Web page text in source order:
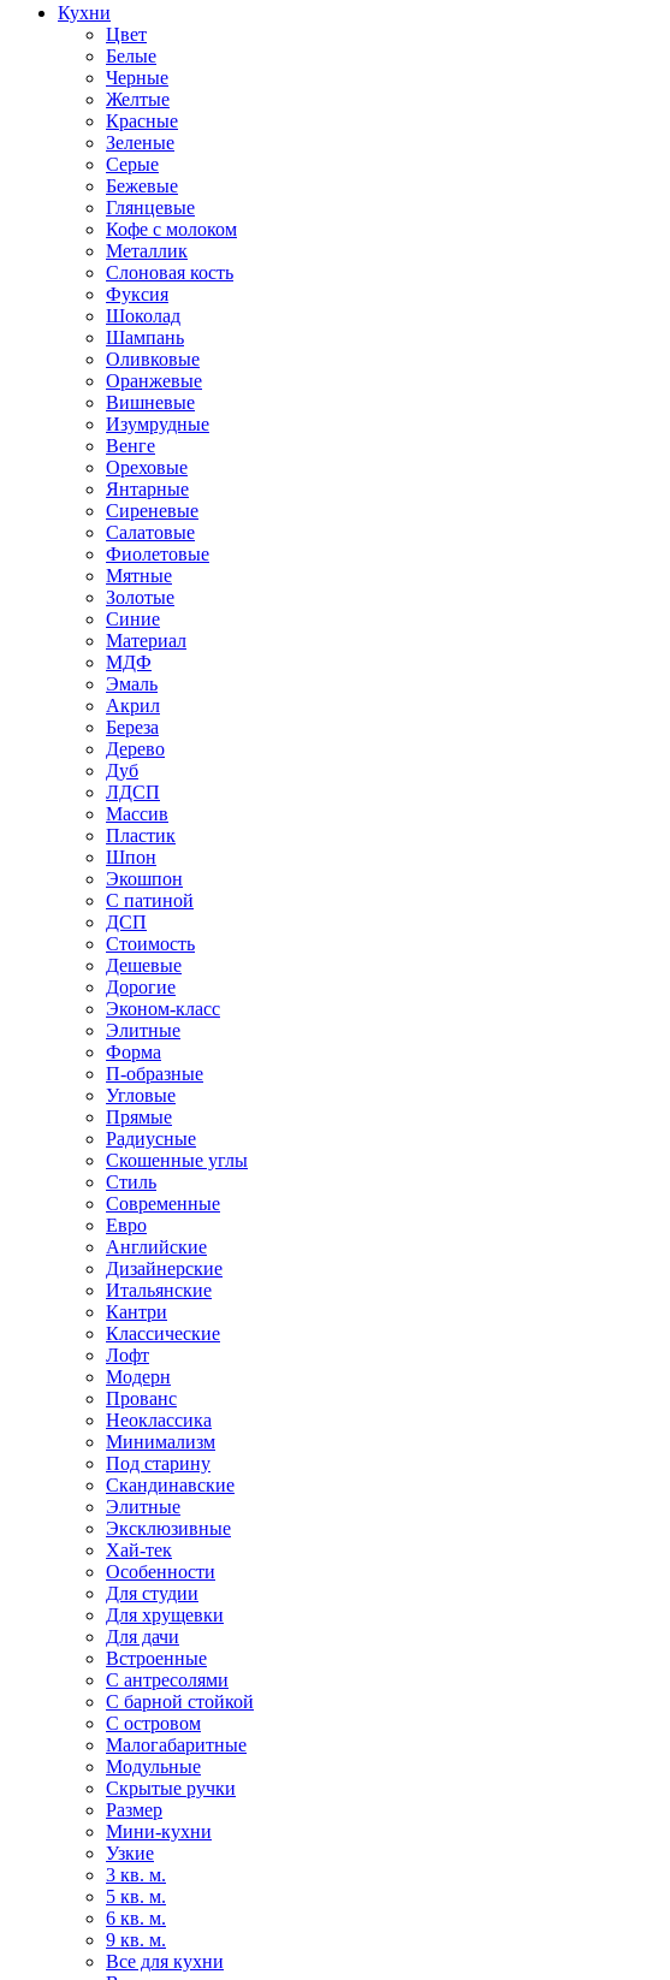
Кухни
Цвет
Белые
Черные
Желтые
Красные
Зеленые
Серые
Бежевые
Глянцевые
Кофе с молоком
Металлик
Слоновая кость
Фуксия
Шоколад
Шампань
Оливковые
Оранжевые
Вишневые
Изумрудные
Венге
Ореховые
Янтарные
Сиреневые
Салатовые
Фиолетовые
Мятные
Золотые
Синие
Материал
МДФ
Эмаль
Акрил
Береза
Дерево
Дуб
ЛДСП
Массив
Пластик
Шпон
Экошпон
С патиной
ДСП
Стоимость
Дешевые
Дорогие
Эконом-класс
Элитные
Форма
П-образные
Угловые
Прямые
Радиусные
Скошенные углы
Стиль
Современные
Евро
Английские
Дизайнерские
Итальянские
Кантри
Классические
Лофт
Модерн
Прованс
Неоклассика
Минимализм
Под старину
Скандинавские
Элитные
Эксклюзивные
Хай-тек
Особенности
Для студии
Для хрущевки
Для дачи
Встроенные
С антресолями
С барной стойкой
С островом
Малогабаритные
Модульные
Скрытые ручки
Размер
Мини-кухни
Узкие
3 кв. м.
5 кв. м.
6 кв. м.
9 кв. м.
Все для кухни